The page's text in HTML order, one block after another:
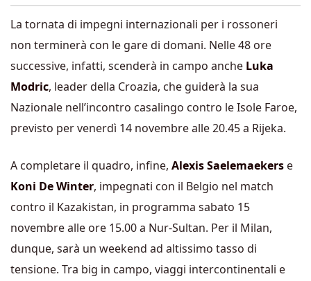
La tornata di impegni internazionali per i rossoneri
non terminerà con le gare di domani. Nelle 48 ore
successive, infatti, scenderà in campo anche Luka
Modric, leader della Croazia, che guiderà la sua
Nazionale nell’incontro casalingo contro le Isole Faroe,
previsto per venerdì 14 novembre alle 20.45 a Rijeka.
A completare il quadro, infine, Alexis Saelemaekers e
Koni De Winter, impegnati con il Belgio nel match
contro il Kazakistan, in programma sabato 15
novembre alle ore 15.00 a Nur-Sultan. Per il Milan,
dunque, sarà un weekend ad altissimo tasso di
tensione. Tra big in campo, viaggi intercontinentali e